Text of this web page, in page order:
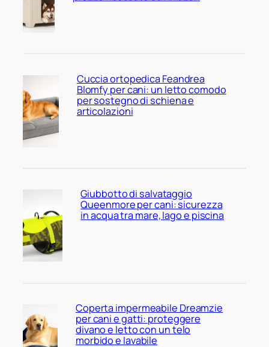
Cuccia ortopedica Feandrea
Blomfy per cani: un letto comodo
per sostegno di schiena e
articolazioni
Giubbotto di salvataggio
Queenmore per cani: sicurezza
in acqua tra mare, lago e piscina
Coperta impermeabile Dreamzie
per cani e gatti: proteggere
divano e letto con un telo
morbido e lavabile